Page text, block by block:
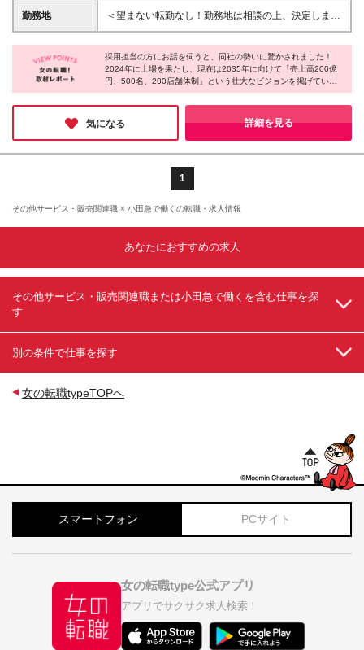
不問です◎ ＼こんな方にピッタリです！／ ★不規則
な生活から抜け出して安定したい方 ★人を喜ばせる
★プライベートも大切にしたい方
過分は別途支給（実際の平均残業は月15h程度で
～）を含み、超過分は全額支給いたします。 ∟その
他の待遇に差異はありません。 年齢・社歴に関係な
く、頑張りを正当に評価してスピーディに昇給・昇格
勤務地
＜望まない転勤なし！勤務地は相談の上、決定します
＞ ・小倉南店 福岡県北九州市小倉南区葛原東1-1-28
・戸畑店 福岡県北九州市戸畑区一枝4-12-31 ・八幡西
店 福岡県北九州市八幡西区御開3-31-27 ・小倉北店
福岡県北九州市小倉北区三萩野1-1-12 ・電材センタ
ーエコ南店 福岡県北九州市小倉南区湯川1丁目2-13 ・
博多店 福岡県福岡市博多区東光2-3-23 ・福岡インタ
ー店 福岡県糟屋郡粕屋町内橋西4丁目2-17 ・久留米上
るま店 沖縄県宜野湾市我如古448 ・沖縄豊見城店 沖
縄県豊見城市座安152-1 ・安佐北店 広島県広島市安佐
北区可部7-1-29 ・熊本けやき通り店 熊本市南区馬渡2
の範囲)上記を除く当社関連勤務地
採用担当の方にお話を伺うと、同社の勢いに驚かされました！
2024年に上場を果たし、現在は2035年に向けて「売上高200億
円、500名、200店舗体制」という壮大なビジョンを掲げている
そうです。「今の活況な事業の中で、社員には一番輝ける世界を
見つけてほしい」と語る通り、会社と共に自分自身も大きく成長
できるワクワク感に満ちています！未経験から安心して挑戦でき
る同社に、ぜひ応募してみてはいかがでしょうか♪
気になる 詳細を見る
1
その他サービス・販売関連職 × 小田急で働くの転職・求人情報
あなたにおすすめの求人
その他サービス・販売関連職または小田急で働くを含む仕事を探
す
別の条件で仕事を探す
女の転職typeTOPへ
スマートフォン PCサイト
女の転職type公式アプリ
アプリでサクサク求人検索！